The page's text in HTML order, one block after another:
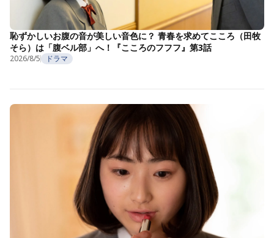
恥ずかしいお腹の音が美しい音色に？ 青春を求めてこころ（田牧
そら）は「腹ベル部」へ！『こころのフフフ』第3話
2026/8/5 ドラマ